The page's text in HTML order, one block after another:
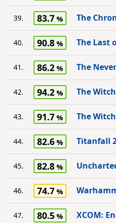
39. 83.7 The
40. 90.8 The Last
41. 86.2 The
42. 94.2 The
43. 91.7 The
44. 82.6 Titanfall
45. 82.8
46. 74.7
47. 80.5 XCOM: